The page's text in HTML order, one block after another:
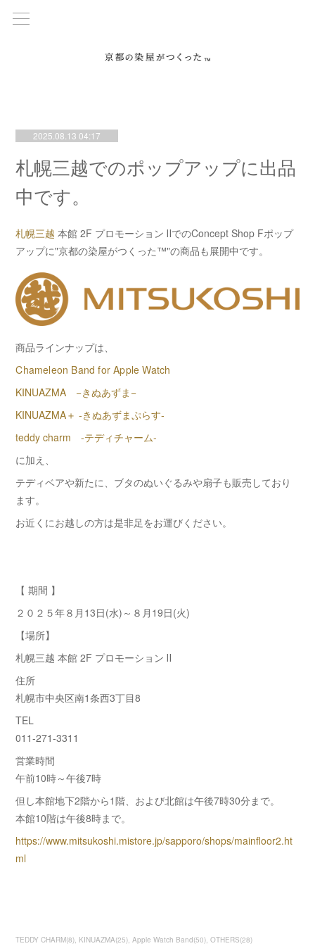
2025.08.13 04:17
札幌三越でのポップアップに出品
中です。
札幌三越 本館 2F プロモーション ⅡでのConcept Shop Fポップ
アップに"京都の染屋がつくった™"の商品も展開中です。
商品ラインナップは、
Chameleon Band for Apple Watch
KINUAZMA −きぬあずま−
KINUAZMA＋ ‐きぬあずまぷらす‐
teddy charm -テディチャーム-
に加え、
テディベアや新たに、ブタのぬいぐるみや扇子も販売しており
ます。
お近くにお越しの方は是非足をお運びください。
【 期間 】
２０２５年８月13日(水)～８月19日(火)
【場所】
札幌三越 本館 2F プロモーション Ⅱ
住所
札幌市中央区南1条西3丁目8
TEL
011-271-3311
営業時間
午前10時～午後7時
但し本館地下2階から1階、および北館は午後7時30分まで。
本館10階は午後8時まで。
https://www.mitsukoshi.mistore.jp/sapporo/shops/mainfloor2.ht
ml
TEDDY CHARM(8) KINUAZMA(25) Apple Watch Band(50) OTHERS(28)